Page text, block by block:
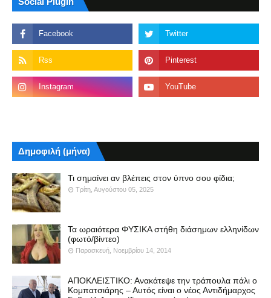
Δημοφιλή (μήνα)
Τι σημαίνει αν βλέπεις στον ύπνο σου φίδια;
Τρίτη, Αυγούστου 05, 2025
Τα ωραιότερα ΦΥΣΙΚΑ στήθη διάσημων ελληνίδων
(φωτό/βίντεο)
Παρασκευή, Νοεμβρίου 14, 2014
ΑΠΟΚΛΕΙΣΤΙΚΟ: Ανακάτεψε την τράπουλα πάλι ο
Κομπατσιάρης – Αυτός είναι ο νέος Αντιδήμαρχος